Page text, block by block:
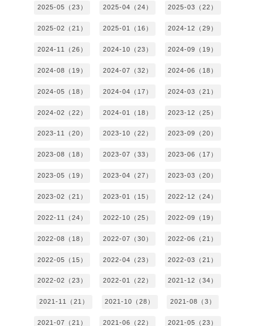
2025-05（23） 2025-04（24） 2025-03（22）
2025-02（21） 2025-01（16） 2024-12（29）
2024-11（26） 2024-10（23） 2024-09（19）
2024-08（19） 2024-07（32） 2024-06（18）
2024-05（18） 2024-04（17） 2024-03（21）
2024-02（22） 2024-01（18） 2023-12（25）
2023-11（20） 2023-10（22） 2023-09（20）
2023-08（18） 2023-07（33） 2023-06（17）
2023-05（19） 2023-04（27） 2023-03（20）
2023-02（21） 2023-01（15） 2022-12（24）
2022-11（24） 2022-10（25） 2022-09（19）
2022-08（18） 2022-07（30） 2022-06（21）
2022-05（15） 2022-04（23） 2022-03（21）
2022-02（23） 2022-01（22） 2021-12（34）
2021-11（21） 2021-10（28） 2021-08（3）
2021-07（21） 2021-06（22） 2021-05（23）